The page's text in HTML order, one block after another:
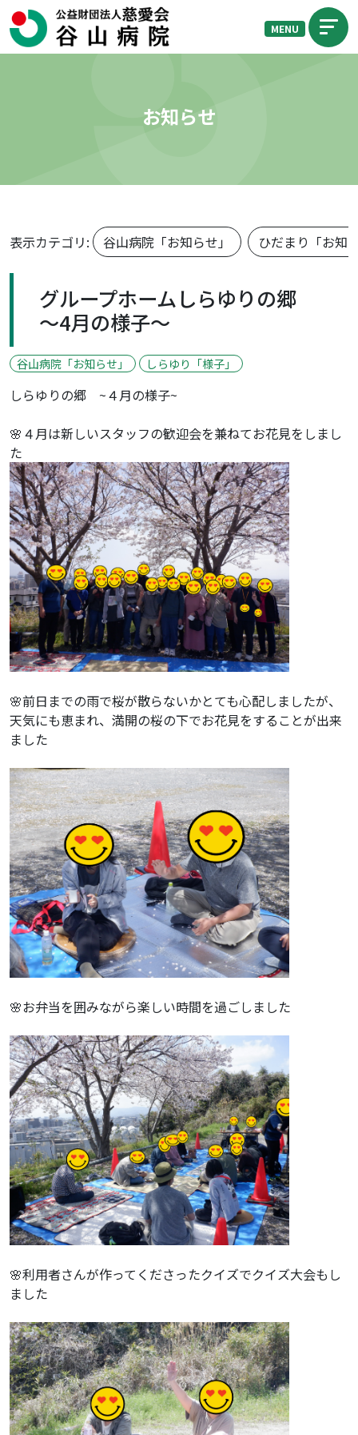
MENU
お知らせ
表示カテゴリ: 谷山病院「お知らせ」 ひだまり「お知
グループホームしらゆりの郷
～4月の様子～
谷山病院「お知らせ」 しらゆり「様子」
しらゆりの郷 ~４月の様子~
🌸４月は新しいスタッフの歓迎会を兼ねてお花見をしまし
た
🌸前日までの雨で桜が散らないかとても心配しましたが、
天気にも恵まれ、満開の桜の下でお花見をすることが出来
ました
🌸お弁当を囲みながら楽しい時間を過ごしました
🌸利用者さんが作ってくださったクイズでクイズ大会もし
ました